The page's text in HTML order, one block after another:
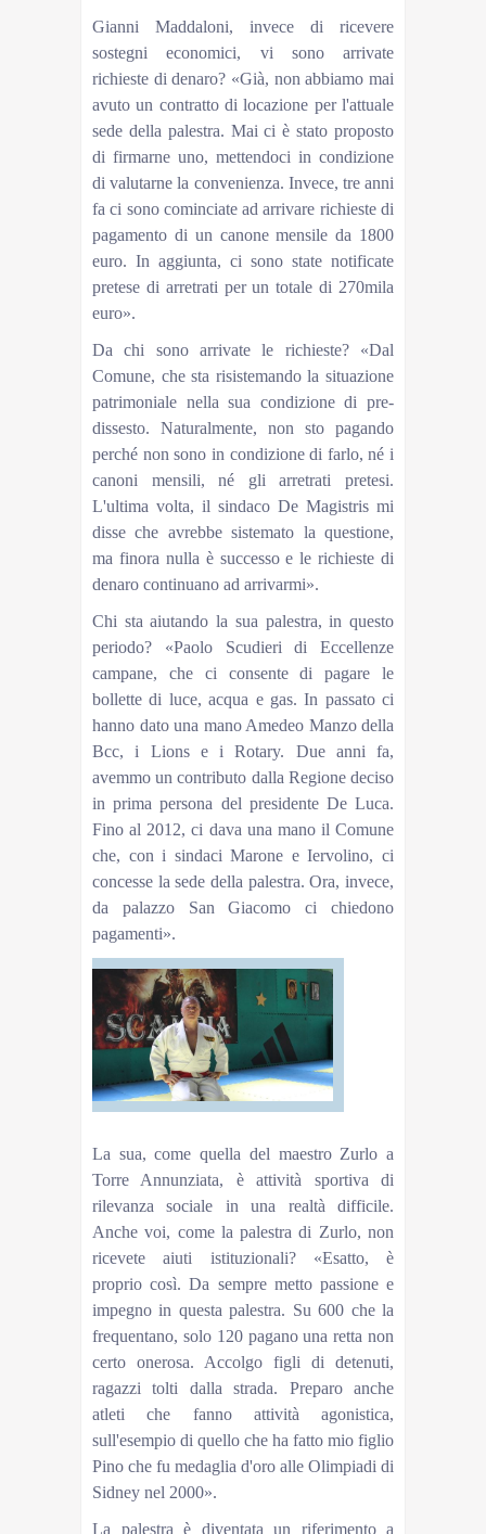
Gianni Maddaloni, invece di ricevere
sostegni economici, vi sono arrivate
richieste di denaro? «Già, non abbiamo mai
avuto un contratto di locazione per l'attuale
sede della palestra. Mai ci è stato proposto
di firmarne uno, mettendoci in condizione
di valutarne la convenienza. Invece, tre anni
fa ci sono cominciate ad arrivare richieste di
pagamento di un canone mensile da 1800
euro. In aggiunta, ci sono state notificate
pretese di arretrati per un totale di 270mila
euro».
Da chi sono arrivate le richieste? «Dal
Comune, che sta risistemando la situazione
patrimoniale nella sua condizione di pre-
dissesto. Naturalmente, non sto pagando
perché non sono in condizione di farlo, né i
canoni mensili, né gli arretrati pretesi.
L'ultima volta, il sindaco De Magistris mi
disse che avrebbe sistemato la questione,
ma finora nulla è successo e le richieste di
denaro continuano ad arrivarmi».
Chi sta aiutando la sua palestra, in questo
periodo? «Paolo Scudieri di Eccellenze
campane, che ci consente di pagare le
bollette di luce, acqua e gas. In passato ci
hanno dato una mano Amedeo Manzo della
Bcc, i Lions e i Rotary. Due anni fa,
avemmo un contributo dalla Regione deciso
in prima persona del presidente De Luca.
Fino al 2012, ci dava una mano il Comune
che, con i sindaci Marone e Iervolino, ci
concesse la sede della palestra. Ora, invece,
da palazzo San Giacomo ci chiedono
pagamenti».
La sua, come quella del maestro Zurlo a
Torre Annunziata, è attività sportiva di
rilevanza sociale in una realtà difficile.
Anche voi, come la palestra di Zurlo, non
ricevete aiuti istituzionali? «Esatto, è
proprio così. Da sempre metto passione e
impegno in questa palestra. Su 600 che la
frequentano, solo 120 pagano una retta non
certo onerosa. Accolgo figli di detenuti,
ragazzi tolti dalla strada. Preparo anche
atleti che fanno attività agonistica,
sull'esempio di quello che ha fatto mio figlio
Pino che fu medaglia d'oro alle Olimpiadi di
Sidney nel 2000».
La palestra è diventata un riferimento a